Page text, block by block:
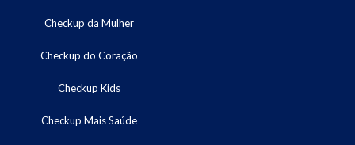
Checkup da Mulher
Checkup do Coração
Checkup Kids
Checkup Mais Saúde